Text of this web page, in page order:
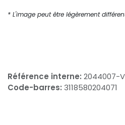
* L'image peut être légèrement
Référence interne: 2044007-V
Code-barres: 3118580204071